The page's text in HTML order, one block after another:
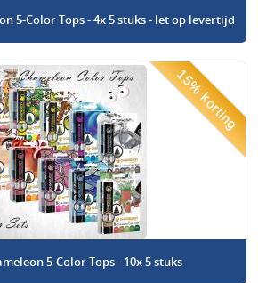
5-Color Tops - 4x 5 stuks - let op levertijd
15% korting
5-Color Tops - 10x 5 stuks